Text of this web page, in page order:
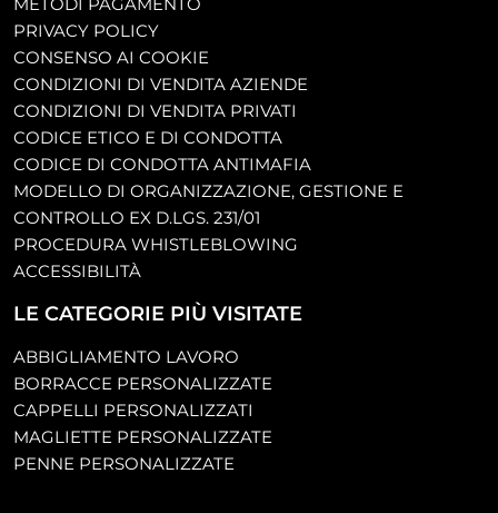
PRIVACY POLICY
CONSENSO AI COOKIE
CONDIZIONI DI VENDITA AZIENDE
CONDIZIONI DI VENDITA PRIVATI
CODICE ETICO E DI CONDOTTA
CODICE DI CONDOTTA ANTIMAFIA
MODELLO DI ORGANIZZAZIONE, GESTIONE E
CONTROLLO EX D.LGS. 231/01
PROCEDURA WHISTLEBLOWING
ACCESSIBILITÀ
LE CATEGORIE PIÙ VISITATE
ABBIGLIAMENTO LAVORO
BORRACCE PERSONALIZZATE
CAPPELLI PERSONALIZZATI
MAGLIETTE PERSONALIZZATE
PENNE PERSONALIZZATE